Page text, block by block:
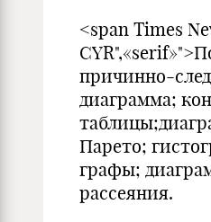
<span Times
причинно-
диаграм­ма;
Парето;
графы;
рассеяния.